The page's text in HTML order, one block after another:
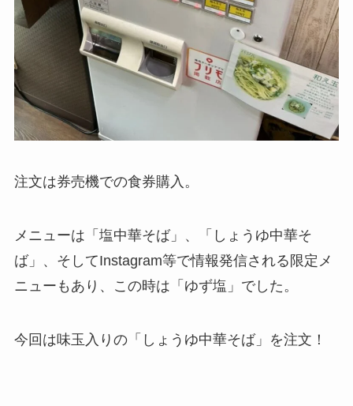
注文は券売機での食券購入。
メニューは「塩中華そば」、「しょうゆ中華そ
ば」、そしてInstagram等で情報発信される限定メ
ニューもあり、この時は「ゆず塩」でした。
今回は味玉入りの「しょうゆ中華そば」を注文！